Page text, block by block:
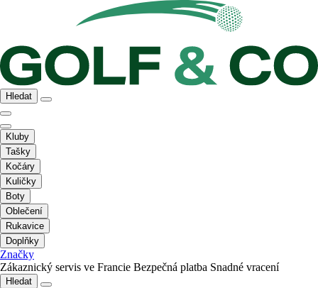
Hledat
Kluby
Tašky
Kočáry
Kuličky
Boty
Oblečení
Rukavice
Doplňky
Značky
Zákaznický servis ve Francie Bezpečná platba Snadné vracení
Hledat